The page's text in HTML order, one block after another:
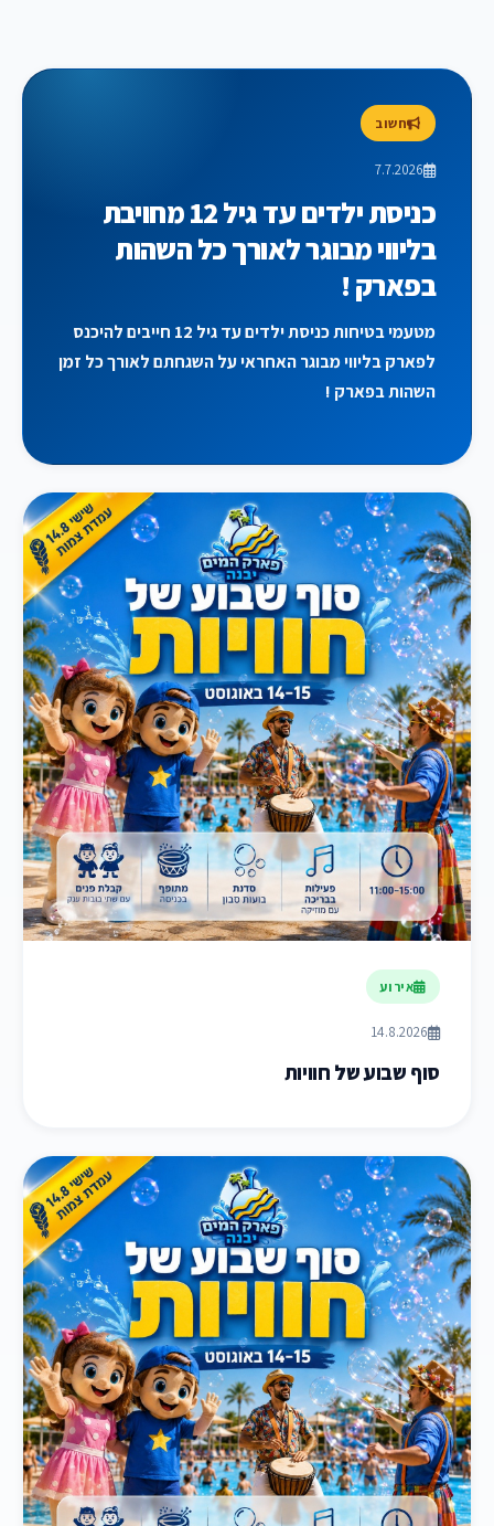
חשוב
7.7.2026
כניסת ילדים עד גיל 12 מחויבת
בליווי מבוגר לאורך כל השהות
בפארק !
מטעמי בטיחות כניסת ילדים עד גיל 12 חייבים להיכנס
לפארק בליווי מבוגר האחראי על השגחתם לאורך כל זמן
השהות בפארק !
אירוע
14.8.2026
סוף שבוע של חוויות